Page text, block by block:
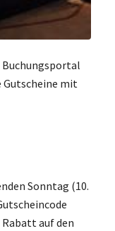
Buchungsportal
mit
Sonntag (10.
auf den